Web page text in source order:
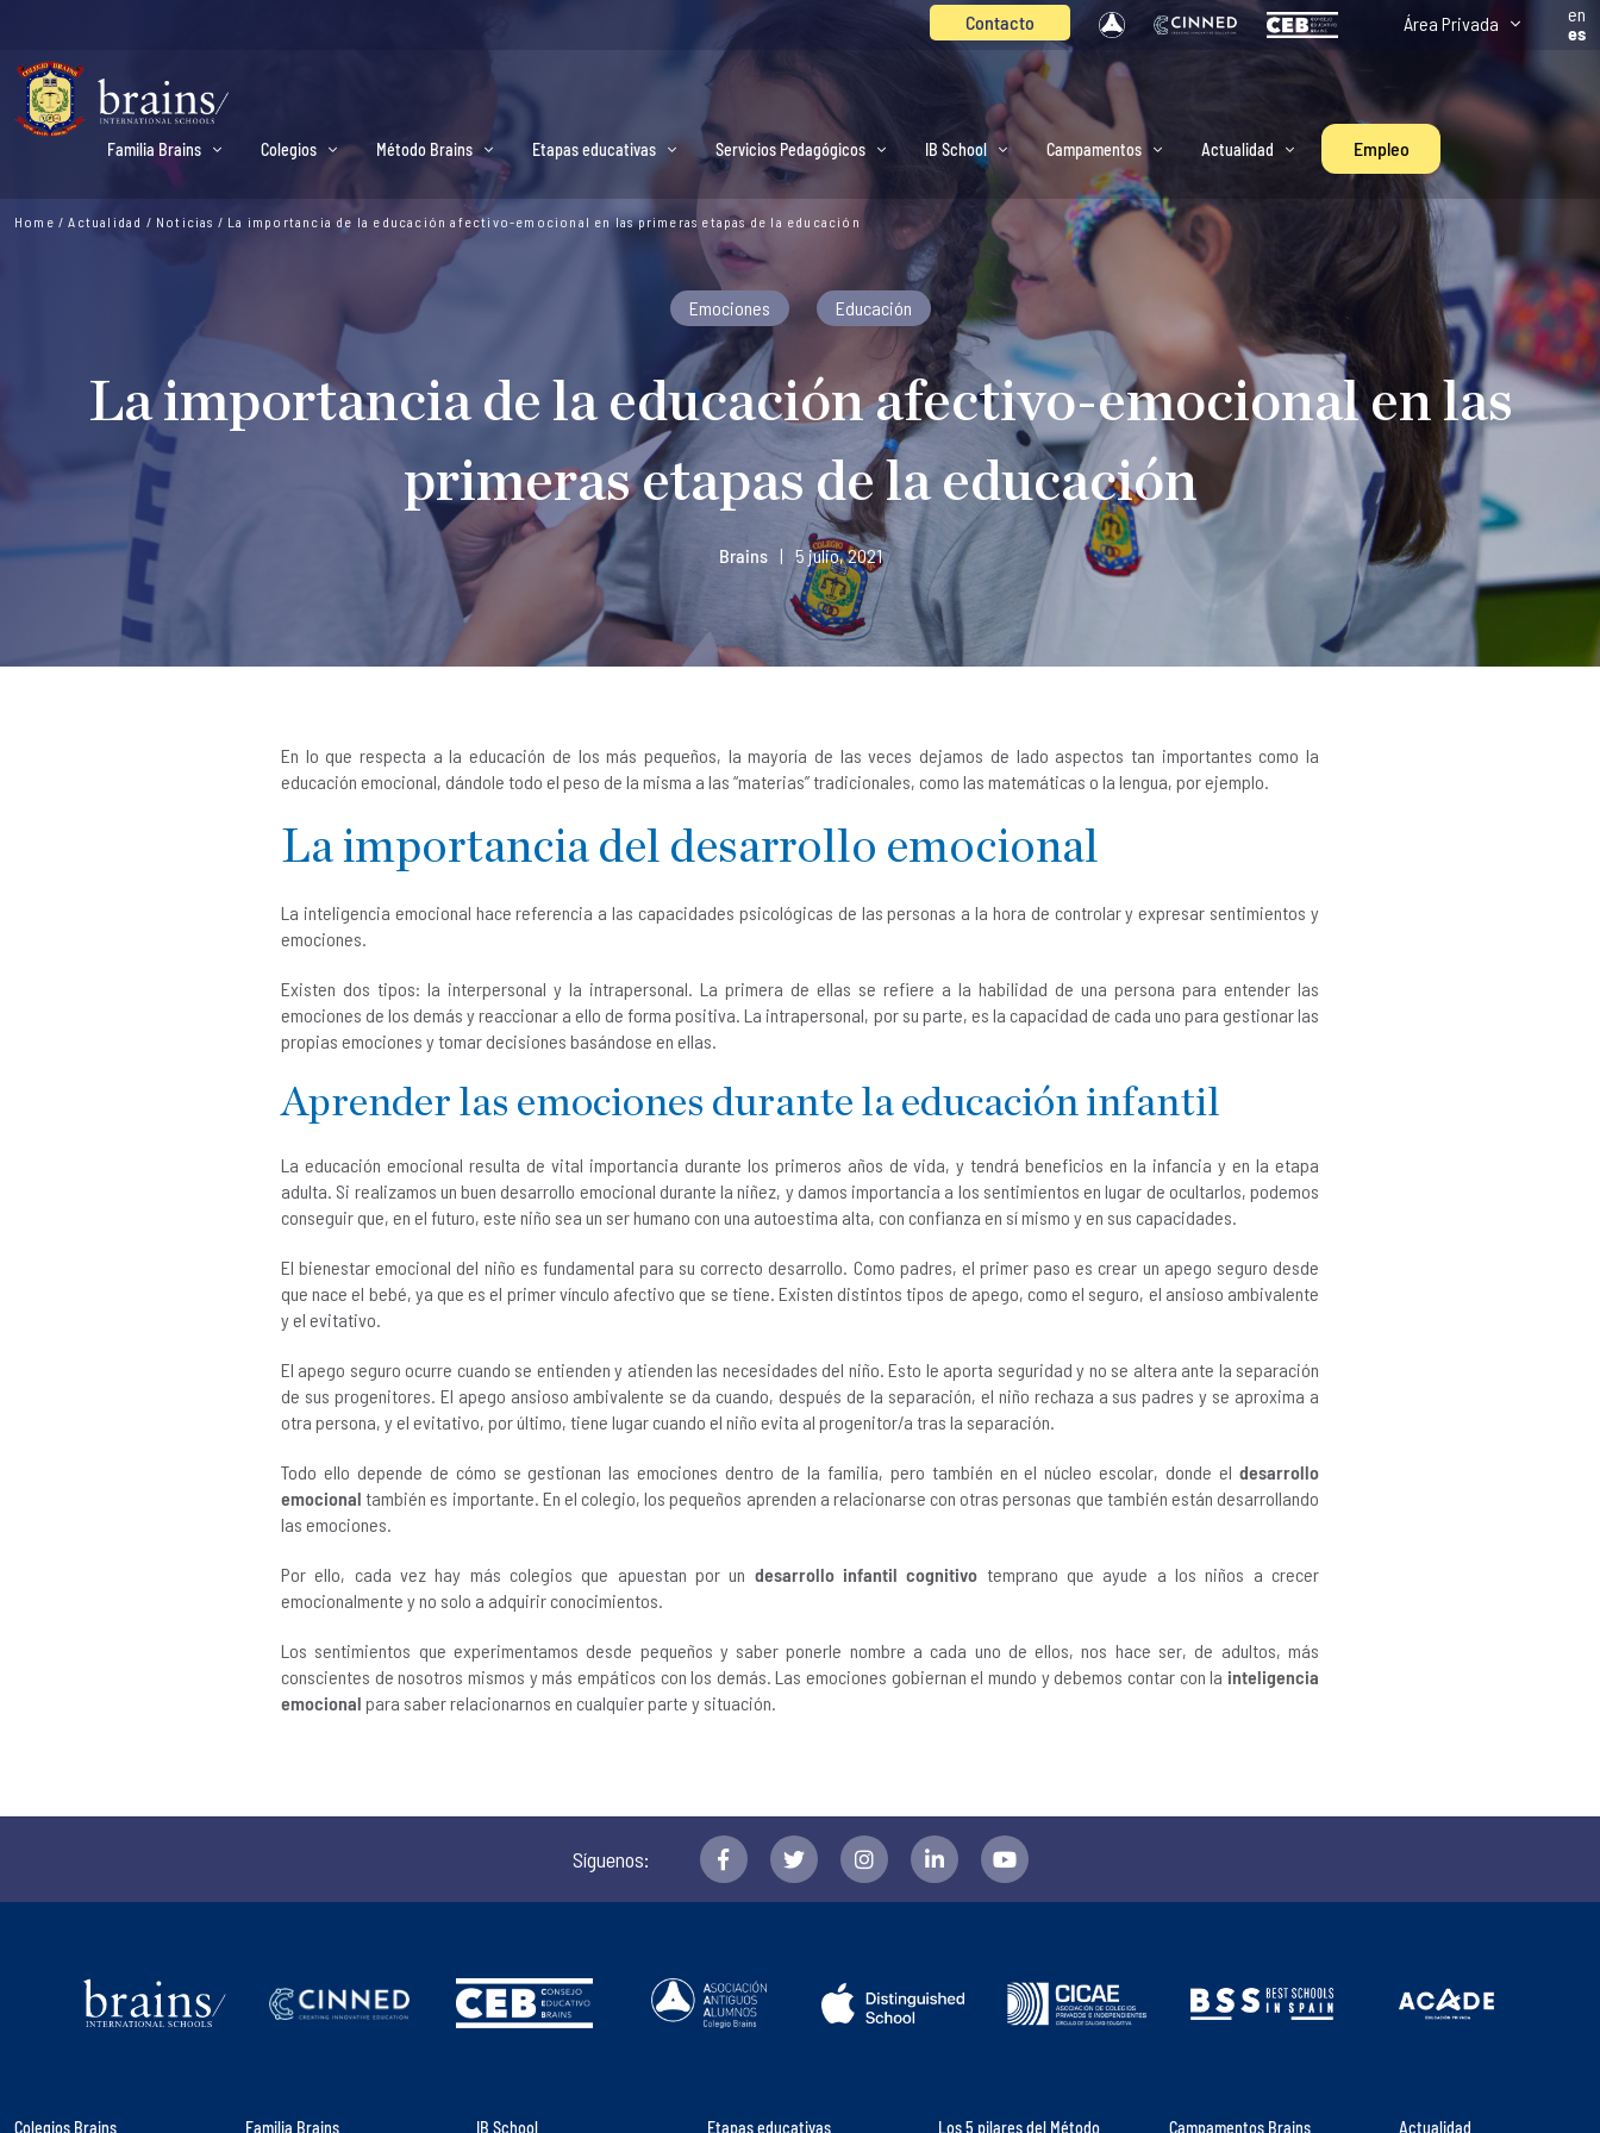
Contacto Área Privada
en
es
Familia Brains Colegios Método Brains Etapas educativas Servicios Pedagógicos IB School Campamentos Actualidad Empleo
Home /Actualidad / Noticias / La importancia de la educación afectivo-emocional en las primeras etapas de la educación
Emociones Educación
La importancia de la educación afectivo-emocional en las
primeras etapas de la educación
Brains | 5 julio, 2021
En lo que respecta a la educación de los más pequeños, la mayoría de las veces dejamos de lado aspectos tan importantes como la
educación emocional, dándole todo el peso de la misma a las “materias” tradicionales, como las matemáticas o la lengua, por ejemplo.
La importancia del desarrollo emocional
La inteligencia emocional hace referencia a las capacidades psicológicas de las personas a la hora de controlar y expresar sentimientos y
emociones.
Existen dos tipos: la interpersonal y la intrapersonal. La primera de ellas se refiere a la habilidad de una persona para entender las
emociones de los demás y reaccionar a ello de forma positiva. La intrapersonal, por su parte, es la capacidad de cada uno para gestionar las
propias emociones y tomar decisiones basándose en ellas.
Aprender las emociones durante la educación infantil
La educación emocional resulta de vital importancia durante los primeros años de vida, y tendrá beneficios en la infancia y en la etapa
adulta. Si realizamos un buen desarrollo emocional durante la niñez, y damos importancia a los sentimientos en lugar de ocultarlos, podemos
conseguir que, en el futuro, este niño sea un ser humano con una autoestima alta, con confianza en sí mismo y en sus capacidades.
El bienestar emocional del niño es fundamental para su correcto desarrollo. Como padres, el primer paso es crear un apego seguro desde
que nace el bebé, ya que es el primer vínculo afectivo que se tiene. Existen distintos tipos de apego, como el seguro, el ansioso ambivalente
y el evitativo.
El apego seguro ocurre cuando se entienden y atienden las necesidades del niño. Esto le aporta seguridad y no se altera ante la separación
de sus progenitores. El apego ansioso ambivalente se da cuando, después de la separación, el niño rechaza a sus padres y se aproxima a
otra persona, y el evitativo, por último, tiene lugar cuando el niño evita al progenitor/a tras la separación.
Todo ello depende de cómo se gestionan las emociones dentro de la familia, pero también en el núcleo escolar, donde el desarrollo
emocional también es importante. En el colegio, los pequeños aprenden a relacionarse con otras personas que también están desarrollando
las emociones.
Por ello, cada vez hay más colegios que apuestan por un desarrollo infantil cognitivo temprano que ayude a los niños a crecer
emocionalmente y no solo a adquirir conocimientos.
Los sentimientos que experimentamos desde pequeños y saber ponerle nombre a cada uno de ellos, nos hace ser, de adultos, más
conscientes de nosotros mismos y más empáticos con los demás. Las emociones gobiernan el mundo y debemos contar con la inteligencia
emocional para saber relacionarnos en cualquier parte y situación.
Síguenos:
Colegios Brains Familia Brains IB School Etapas educativas Los 5 pilares del Método Campamentos Brains Actualidad